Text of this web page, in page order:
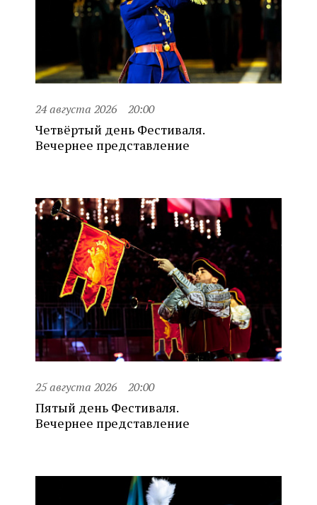
24 августа 2026 20:00
Четвёртый день Фестиваля.
Вечернее представление
25 августа 2026 20:00
Пятый день Фестиваля.
Вечернее представление